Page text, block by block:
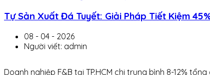
Tự Sản Xuất Đá Tuyết: Giải Pháp Tiết Kiệm
08 - 04 - 2026
Người viết: admin
Doanh nghiệp F&B tại TP.HCM chi trung bình 8-12%